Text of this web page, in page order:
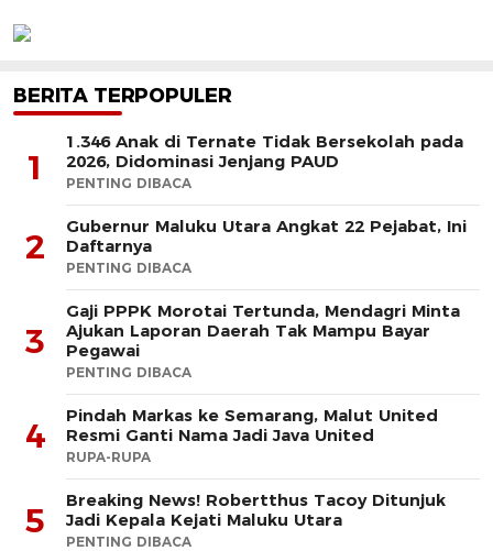
BERITA TERPOPULER
1
1.346 Anak di Ternate Tidak Bersekolah pada
2026, Didominasi Jenjang PAUD
PENTING DIBACA
2
Gubernur Maluku Utara Angkat 22 Pejabat, Ini
Daftarnya
PENTING DIBACA
3
Gaji PPPK Morotai Tertunda, Mendagri Minta
Ajukan Laporan Daerah Tak Mampu Bayar
Pegawai
PENTING DIBACA
4
Pindah Markas ke Semarang, Malut United
Resmi Ganti Nama Jadi Java United
RUPA-RUPA
5
Breaking News! Robertthus Tacoy Ditunjuk
Jadi Kepala Kejati Maluku Utara
PENTING DIBACA